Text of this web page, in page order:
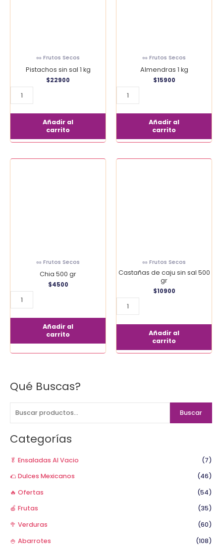
Qué Buscas?
B
c
a
p
Buscar
Categorías
🥬 Ensaladas Al Vacio
(7)
🌮 Dulces Mexicanos
(46)
🔥 Ofertas
(54)
🍎 Frutas
(35)
🥦 Verduras
(60)
🍚 Abarrotes
(108)
🥜 Frutos Secos
Pistachos sin sal 1 kg
$22900
Añadir al
carrito
🥜 Frutos Secos
Almendras 1 kg
$15900
Añadir al
carrito
🥜 Frutos Secos
Chia 500 gr
$4500
Añadir al
carrito
🥜 Frutos Secos
Castañas de caju sin sal 500
gr
$10900
Añadir al
carrito